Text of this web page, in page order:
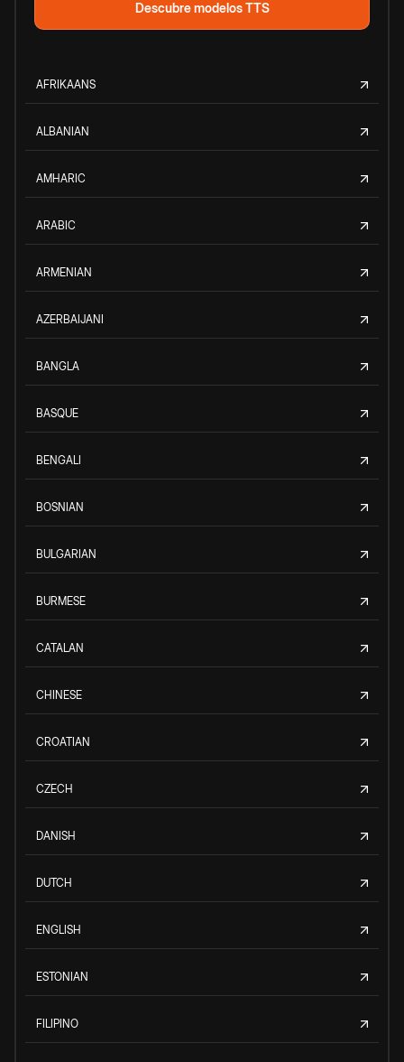
Descubre modelos TTS
AFRIKAANS
ALBANIAN
AMHARIC
ARABIC
ARMENIAN
AZERBAIJANI
BANGLA
BASQUE
BENGALI
BOSNIAN
BULGARIAN
BURMESE
CATALAN
CHINESE
CROATIAN
CZECH
DANISH
DUTCH
ENGLISH
ESTONIAN
FILIPINO